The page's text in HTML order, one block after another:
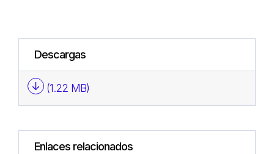
Descargas
(1.22 MB)
Enlaces relacionados